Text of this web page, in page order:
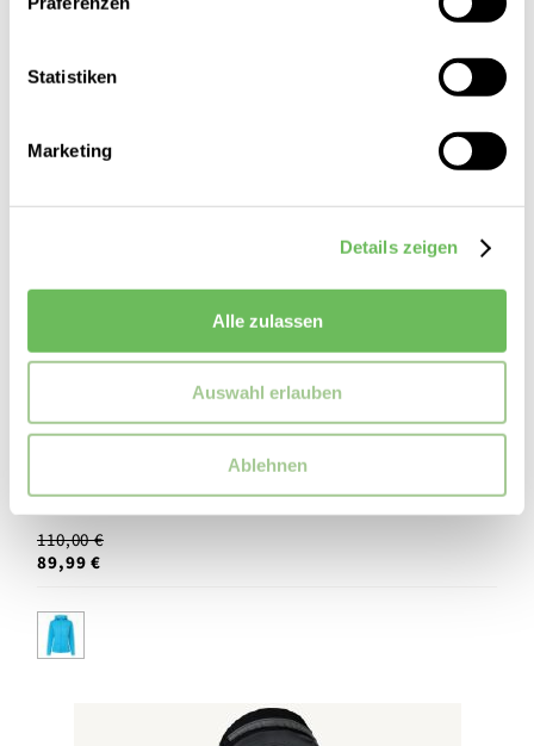
Statistiken
Marketing
Details zeigen
Alle zulassen
Auswahl erlauben
Ablehnen
SALE
Damen Fleecejacke Skomer
110,00 €
89,99 €